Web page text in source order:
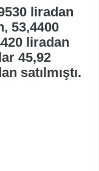
liradan
53,4400
liradan
45,92
satılmıştı.